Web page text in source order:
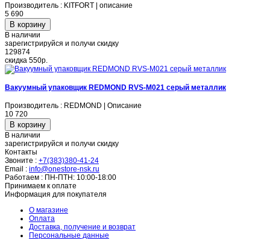
Производитель : KITFORT | описание
5 690
В наличии
зарегистрируйся и получи скидку
129874
скидка 550р.
Вакуумный упаковщик REDMOND RVS-M021 серый металлик
Производитель : REDMOND | Описание
10 720
В наличии
зарегистрируйся и получи скидку
Контакты
Звоните : +7(383)380-41-24
Email : info@onestore-nsk.ru
Работаем : ПН-ПТН: 10:00-18:00
Принимаем к оплате
Информация для покупателя
О магазине
Оплата
Доставка, получение и возврат
Персональные данные